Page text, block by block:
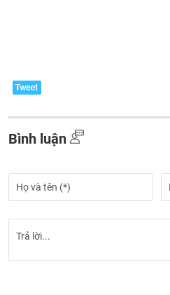
Bình luận